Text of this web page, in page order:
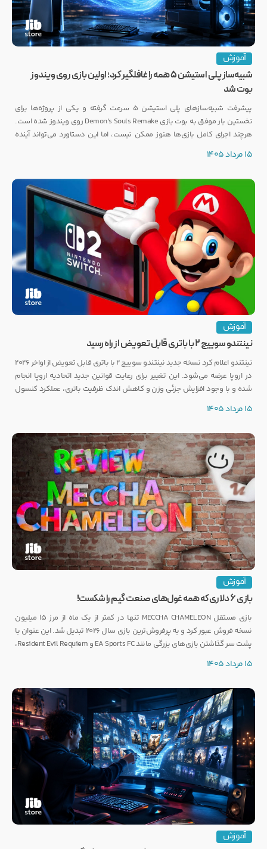
آموزش
شبیه‌ساز پلی استیشن ۵ همه را غافلگیر کرد؛ اولین بازی روی ویندوز
بوت شد
پیشرفت شبیه‌سازهای پلی استیشن ۵ سرعت گرفته و یکی از پروژه‌ها برای
نخستین بار موفق به بوت بازی Demon's Souls Remake روی ویندوز شده است.
هرچند اجرای کامل بازی‌ها هنوز ممکن نیست، اما این دستاورد می‌تواند آینده
15 مرداد 1405
آموزش
نینتندو سوییچ ۲ با باتری قابل تعویض از راه رسید
نینتندو اعلام کرد نسخه جدید نینتندو سوییچ ۲ با باتری قابل تعویض از اواخر ۲۰۲۶
در اروپا عرضه می‌شود. این تغییر برای رعایت قوانین جدید اتحادیه اروپا انجام
شده و با وجود افزایش جزئی وزن و کاهش اندک ظرفیت باتری، عملکرد کنسول
15 مرداد 1405
آموزش
بازی ۶ دلاری که همه غول‌های صنعت گیم را شکست!
بازی مستقل MECCHA CHAMELEON تنها در کمتر از یک ماه از مرز ۱۵ میلیون
نسخه فروش عبور کرد و به پرفروش‌ترین بازی سال ۲۰۲۶ تبدیل شد. این عنوان با
پشت سر گذاشتن بازی‌های بزرگی مانند EA Sports FC و Resident Evil Requiem،
15 مرداد 1405
آموزش